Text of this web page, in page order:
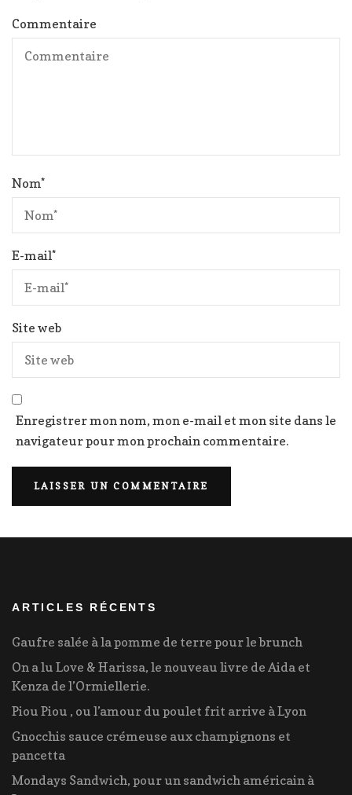
Commentaire
Nom*
E-mail*
Site web
Enregistrer mon nom, mon e-mail et mon site dans le
navigateur pour mon prochain commentaire.
ARTICLES RÉCENTS
Gaufre salée à la pomme de terre pour le brunch
On a lu Love & Harissa, le nouveau livre de Aida et
Kenza de l’Ormiellerie.
Piou Piou , ou l’amour du poulet frit arrive à Lyon
Gnocchis sauce crémeuse aux champignons et
pancetta
Mondays Sandwich, pour un sandwich américain à